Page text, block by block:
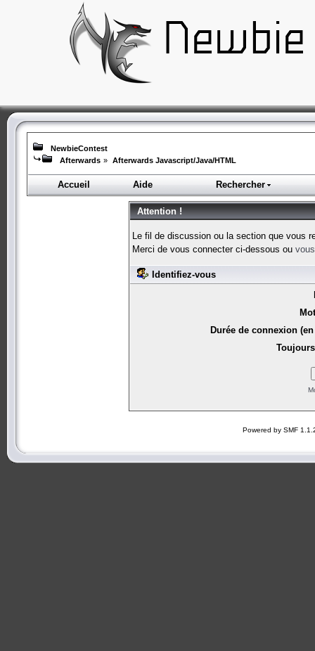
NewbieContest
Afterwards » Afterwards Javascript/Java/HTML
Accueil Aide Rechercher
Attention !
Le fil de discussion ou la section que vous
Merci de vous connecter ci-dessous ou
Identifiez-vous
Durée de connexion
Powered by SMF